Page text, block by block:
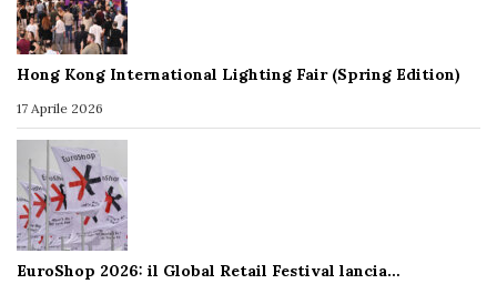
Hong Kong International Lighting Fair (Spring Edition)
17 Aprile 2026
EuroShop 2026: il Global Retail Festival lancia…